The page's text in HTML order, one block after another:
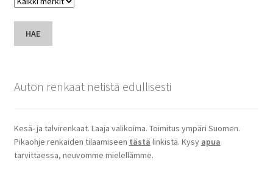
HAE
Auton renkaat netistä edullisesti
Kesä- ja talvirenkaat. Laaja valikoima. Toimitus ympäri Suomen.
Pikaohje renkaiden tilaamiseen tästä linkistä. Kysy apua
tarvittaessa, neuvomme mielellämme.